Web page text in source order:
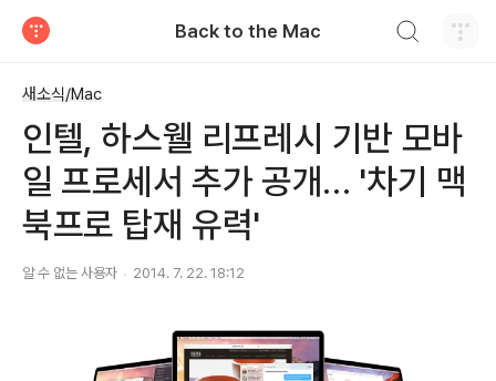
Back to the Mac
새소식/Mac
인텔, 하스웰 리프레시 기반 모바
일 프로세서 추가 공개… '차기 맥
북프로 탑재 유력'
알 수 없는 사용자 2014. 7. 22. 18:12